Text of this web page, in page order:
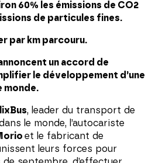
60% les émissions de CO2
de particules fines.
par km parcouru.
un accord de
le développement d’une
monde.
, leader du transport de
le monde, l’autocariste
et le fabricant de
leurs forces pour